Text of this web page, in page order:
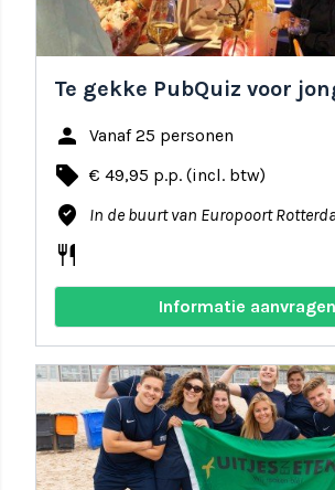
Te gekke PubQuiz voor
person Vanaf 25 personen
local_offer € 49,95 p.p. (incl. btw)
where_to_vote In de buurt van Europoort
restaurant
Informatie aanvragen